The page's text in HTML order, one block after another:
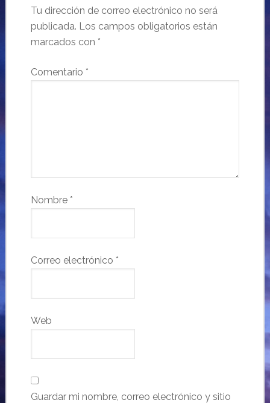
Tu dirección de correo electrónico no será
publicada. Los campos obligatorios están
marcados con *
Comentario *
Nombre *
Correo electrónico *
Web
Guardar mi nombre, correo electrónico y sitio